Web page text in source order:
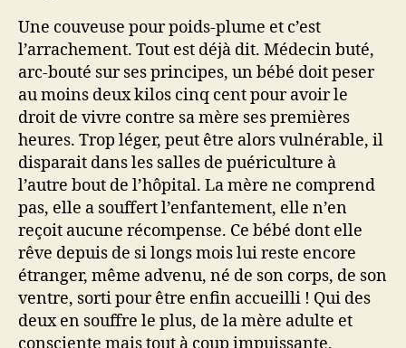
Une couveuse pour poids-plume et c’est
l’arrachement. Tout est déjà dit. Médecin buté,
arc-bouté sur ses principes, un bébé doit peser
au moins deux kilos cinq cent pour avoir le
droit de vivre contre sa mère ses premières
heures. Trop léger, peut être alors vulnérable, il
disparait dans les salles de puériculture à
l’autre bout de l’hôpital. La mère ne comprend
pas, elle a souffert l’enfantement, elle n’en
reçoit aucune récompense. Ce bébé dont elle
rêve depuis de si longs mois lui reste encore
étranger, même advenu, né de son corps, de son
ventre, sorti pour être enfin accueilli ! Qui des
deux en souffre le plus, de la mère adulte et
consciente mais tout à coup impuissante,